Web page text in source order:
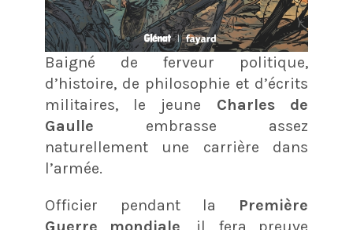
Baigné de ferveur politique,
d’histoire, de philosophie et d’écrits
militaires, le jeune Charles de
Gaulle embrasse assez
naturellement une carrière dans
l’armée.
Officier pendant la Première
Guerre mondiale, il fera preuve